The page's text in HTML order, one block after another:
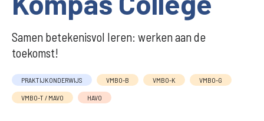
Samen betekenisvol leren: werken aan de
toekomst!
PRAKTIJKONDERWIJS VMBO-B VMBO-K VMBO-G
VMBO-T / MAVO HAVO